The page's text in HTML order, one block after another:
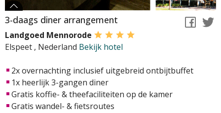
3-daags diner arrangement
Landgoed Mennorode
Elspeet , Nederland Bekijk hotel
2x overnachting inclusief uitgebreid ontbijtbuffet
1x heerlijk 3-gangen diner
Gratis koffie- & theefaciliteiten op de kamer
Gratis wandel- & fietsroutes